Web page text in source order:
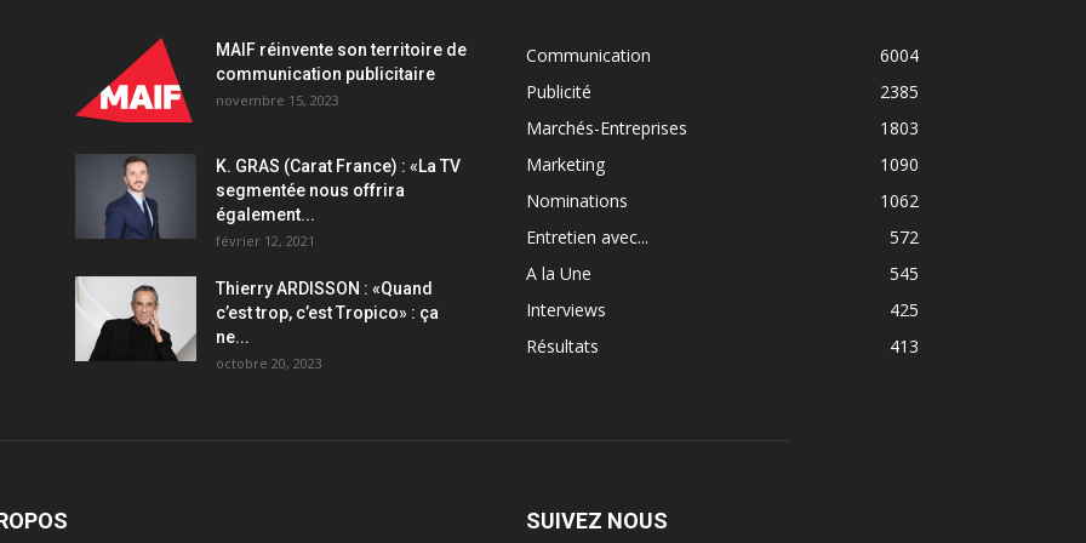
MAIF réinvente son territoire de
communication publicitaire
novembre 15, 2023
K. GRAS (Carat France) : «La TV
segmentée nous offrira
également...
février 12, 2021
Thierry ARDISSON : «Quand
c’est trop, c’est Tropico» : ça
ne...
octobre 20, 2023
Communication
6004
Publicité
2385
Marchés-Entreprises
1803
Marketing
1090
Nominations
1062
Entretien avec...
572
A la Une
545
Interviews
425
Résultats
413
SUIVEZ NOUS